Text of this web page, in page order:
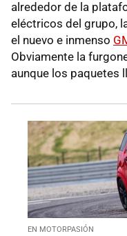
alrededor de la
eléctricos del grupo,
el nuevo e inmenso
Obviamente la
aunque los paquetes
EN MOTORPASIÓN